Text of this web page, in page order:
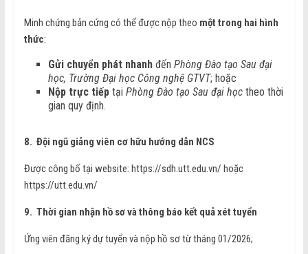
Minh chứng bản cứng có thể được nộp theo một trong hai hình
thức:
Gửi chuyển phát nhanhđến Phòng Đào tạo Sau đại
học, Trường Đại học Công nghệ GTVT; hoặc
Nộp trực tiếptại Phòng Đào tạo Sau đại họctheo thời
gian quy định.
8. Đội ngũ giảng viên cơ hữu hướng dẫn NCS
Được công bố tại website: https://sdh.utt.edu.vn/ hoặc
https://utt.edu.vn/
9. Thời gian nhận hồ sơ và thông báo kết quả xét tuyển
Ứng viên đăng ký dự tuyển và nộp hồ sơ từ tháng 01/2026;